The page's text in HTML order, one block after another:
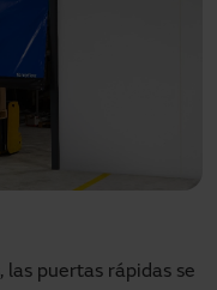
las puertas rápidas se